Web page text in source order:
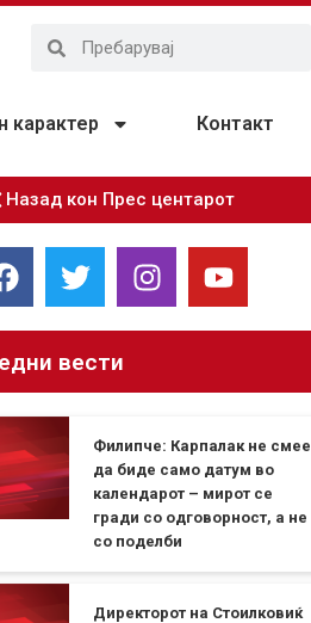
карактер Контакт
Назад кон Прес центарот
вести
Филипче: Карпалак не смее
да биде само датум во
календарот – мирот се
гради со одговорност, а не
со поделби
Директорот на Стоилковиќ